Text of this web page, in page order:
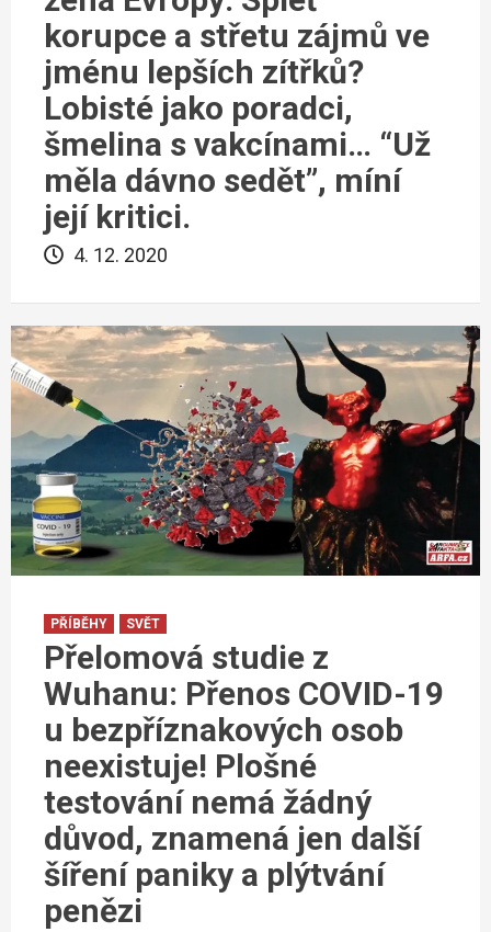
korupce a střetu zájmů ve
jménu lepších zítřků?
Lobisté jako poradci,
šmelina s vakcínami… “Už
měla dávno sedět”, míní
její kritici.
4. 12. 2020
PŘÍBĚHY SVĚT
Přelomová studie z
Wuhanu: Přenos COVID-19
u bezpříznakových osob
neexistuje! Plošné
testování nemá žádný
důvod, znamená jen další
šíření paniky a plýtvání
penězi